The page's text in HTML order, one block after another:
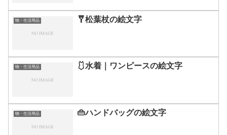
物・生活用品 🩼松葉杖の絵文字
物・生活用品 🩱水着｜ワンピースの絵文字
物・生活用品 👜ハンドバッグの絵文字